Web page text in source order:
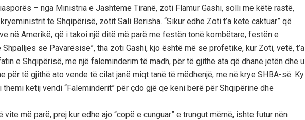
– nga Ministria e Jashtëme Tiranë, zoti Flamur Gashi, solli me këtë rastë,
të Shqipërisë, zotit Sali Berisha. “Sikur edhe Zoti t’a ketë caktuar” që
në Amerikë, që i takoi një ditë më parë me festën tonë kombëtare, festën e
Shpalljes së Pavarësisë”, tha zoti Gashi, kjo është më se profetike, kur Zoti, vetë, t’a
e Shqipërisë, me një faleminderim të madh, për të gjithë ata që dhanë jetën dhe u
për të gjithë ato vende të cilat janë miqt tanë të mëdhenjë, me në krye SHBA-së. Ky
themi këtij vendi “Faleminderit” për çdo gjë që keni bërë për Shqipërinë dhe
vite më parë, prej kur edhe ajo “copë e cunguar” e trungut mëmë, ishte futur nën